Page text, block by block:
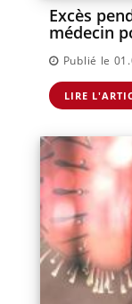
Excès
médecin
Publié le
LIRE